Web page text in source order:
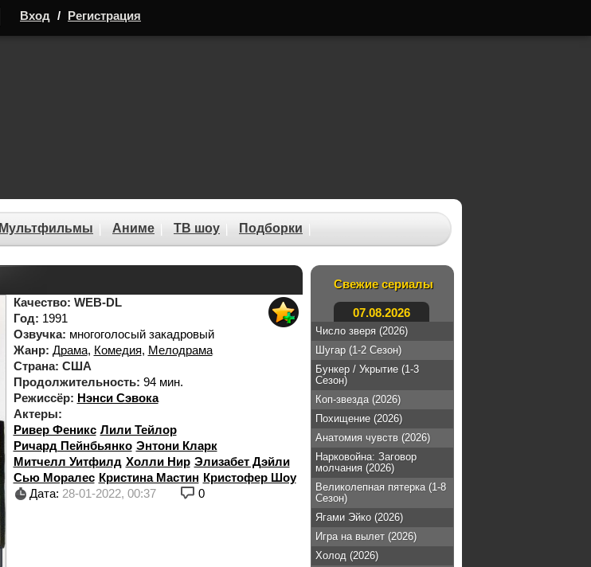
Вход / Регистрация
Мультфильмы Аниме ТВ шоу Подборки
Свежие сериалы
07.08.2026
Число зверя (2026)
Шугар (1-2 Сезон)
Бункер / Укрытие (1-3
Сезон)
Коп-звезда (2026)
Похищение (2026)
Анатомия чувств (2026)
Нарковойна: Заговор
молчания (2026)
Великолепная пятерка (1-8
Сезон)
Ягами Эйко (2026)
Игра на вылет (2026)
Холод (2026)
Качество: WEB-DL
Год: 1991
Озвучка: многоголосый закадровый
Жанр: Драма, Комедия, Мелодрама
Страна: США
Продолжительность: 94 мин.
Режиссёр: Нэнси Сэвока
Актеры:
Ривер Феникс Лили Тейлор
Ричард Пейнбьянко Энтони Кларк
Митчелл Уитфилд Холли Нир Элизабет Дэйли
Сью Моралес Кристина Мастин Кристофер Шоу
Дата: 28-01-2022, 00:37 0